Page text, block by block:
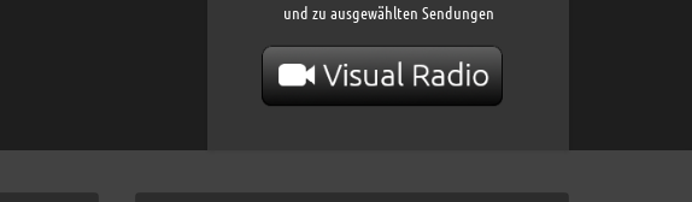
und zu ausgewählten Sendungen